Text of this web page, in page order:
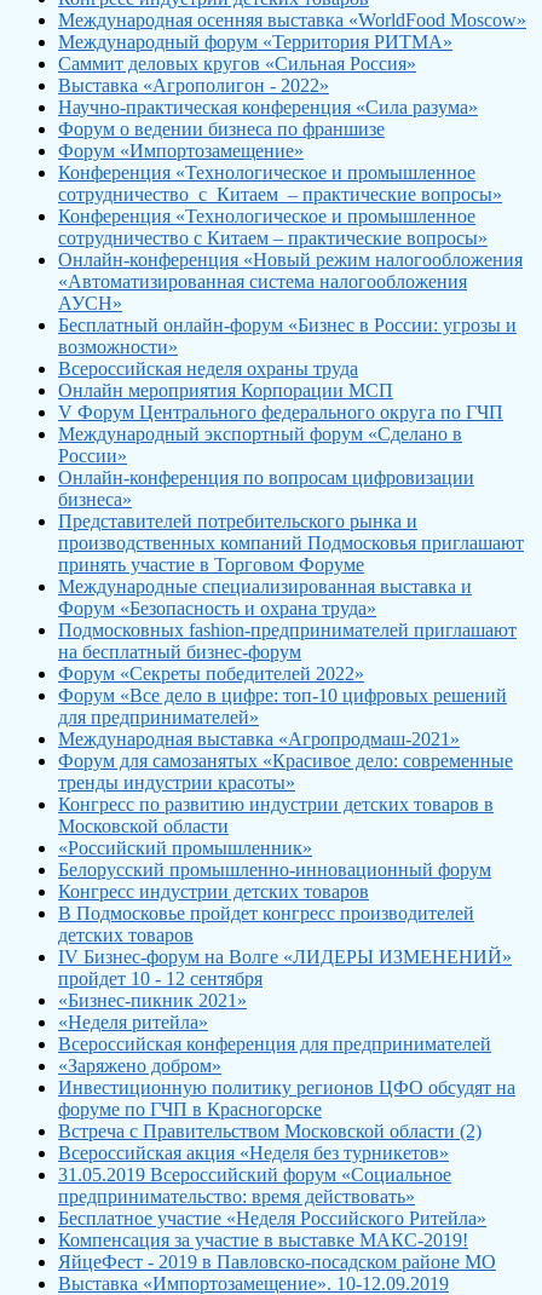
Международная осенняя выставка «WorldFood Moscow»
Международный форум «Территория РИТМА»
Саммит деловых кругов «Сильная Россия»
Выставка «Агрополигон - 2022»
Научно-практическая конференция «Сила разума»
Форум о ведении бизнеса по франшизе
Форум «Импортозамещение»
Конференция «Технологическое и промышленное
сотрудничество с Китаем – практические вопросы»
Конференция «Технологическое и промышленное
сотрудничество с Китаем – практические вопросы»
Онлайн-конференция «Новый режим налогообложения
«Автоматизированная система налогообложения
АУСН»
Бесплатный онлайн-форум «Бизнес в России: угрозы и
возможности»
Всероссийская неделя охраны труда
Онлайн мероприятия Корпорации МСП
V Форум Центрального федерального округа по ГЧП
Международный экспортный форум «Сделано в
России»
Онлайн-конференция по вопросам цифровизации
бизнеса»
Представителей потребительского рынка и
производственных компаний Подмосковья приглашают
принять участие в Торговом Форуме
Международные специализированная выставка и
Форум «Безопасность и охрана труда»
Подмосковных fashion-предпринимателей приглашают
на бесплатный бизнес-форум
Форум «Секреты победителей 2022»
Форум «Все дело в цифре: топ-10 цифровых решений
для предпринимателей»
Международная выставка «Агропродмаш-2021»
Форум для самозанятых «Красивое дело: современные
тренды индустрии красоты»
Конгресс по развитию индустрии детских товаров в
Московской области
«Российский промышленник»
Белорусский промышленно-инновационный форум
Конгресс индустрии детских товаров
В Подмосковье пройдет конгресс производителей
детских товаров
IV Бизнес-форум на Волге «ЛИДЕРЫ ИЗМЕНЕНИЙ»
пройдет 10 - 12 сентября
«Бизнес-пикник 2021»
«Неделя ритейла»
Всероссийская конференция для предпринимателей
«Заряжено добром»
Инвестиционную политику регионов ЦФО обсудят на
форуме по ГЧП в Красногорске
Встреча с Правительством Московской области (2)
Всероссийская акция «Неделя без турникетов»
31.05.2019 Всероссийский форум «Социальное
предпринимательство: время действовать»
Бесплатное участие «Неделя Российского Ритейла»
Компенсация за участие в выставке МАКС-2019!
ЯйцеФест - 2019 в Павловско-посадском районе МО
Выставка «Импортозамещение». 10-12.09.2019